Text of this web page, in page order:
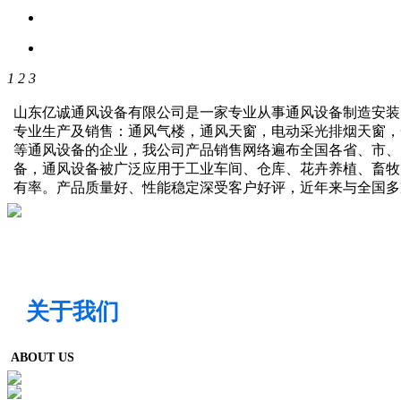
1 2 3
山东亿诚通风设备有限公司是一家专业从事通风设备制造安
专业生产及销售：通风气楼，通风天窗，电动采光排烟天窗
等通风设备的企业，我公司产品销售网络遍布全国各省、市
备，通风设备被广泛应用于工业车间、仓库、花卉养植、畜
有率。产品质量好、性能稳定深受客户好评，近年来与全国
关于我们
ABOUT US